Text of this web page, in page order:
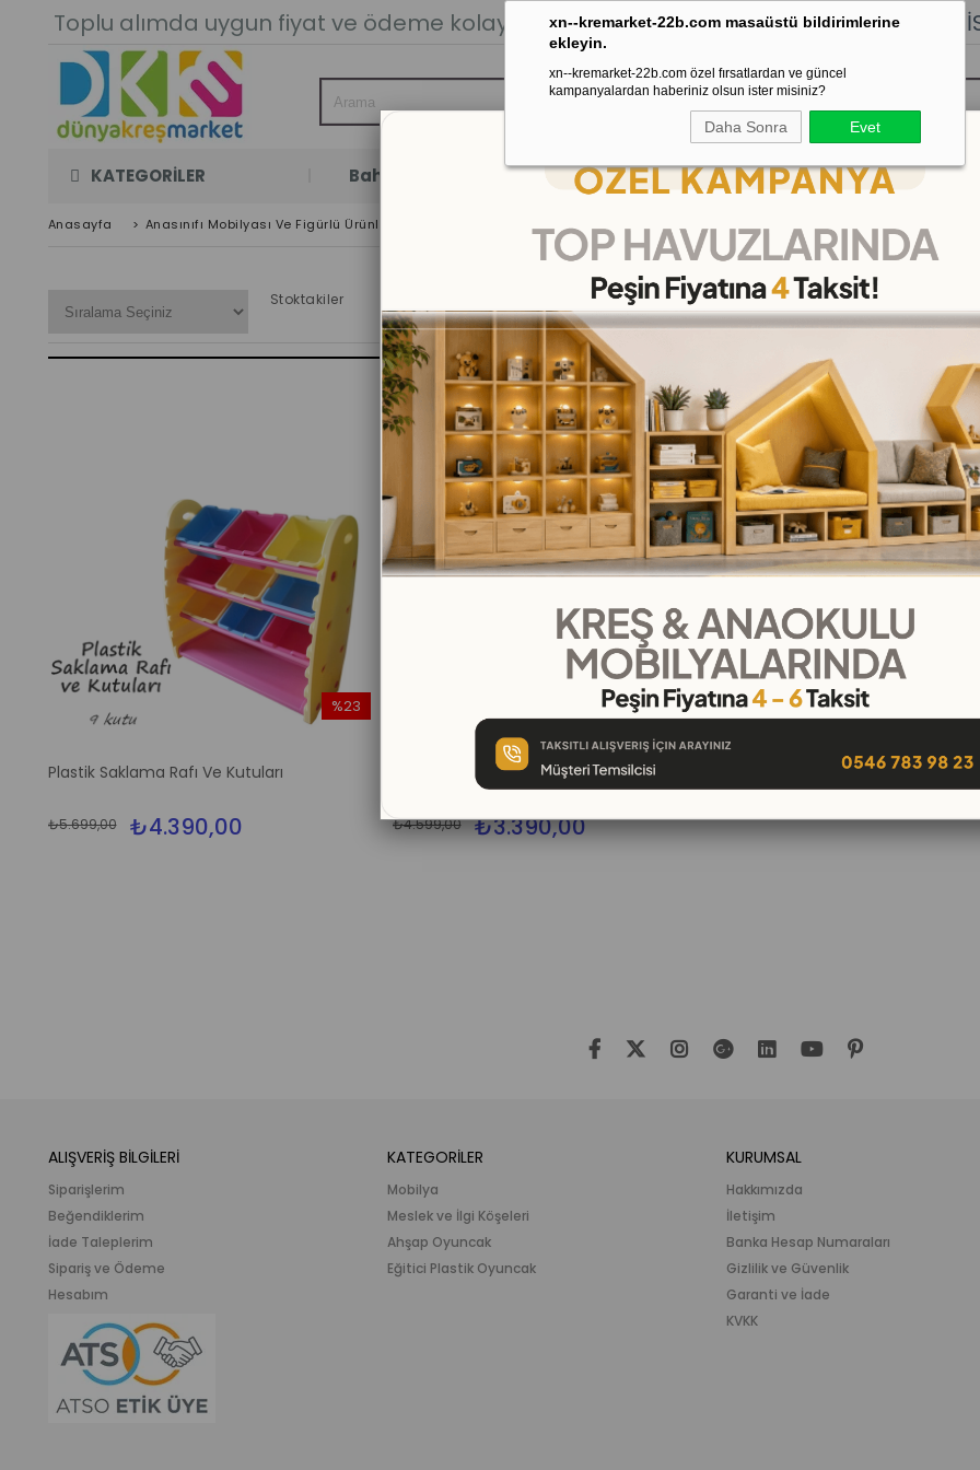
xn--kremarket-22b.com masaüstü bildirimlerine
ekleyin.
xn--kremarket-22b.com özel fırsatlardan ve güncel
kampanyalardan haberiniz olsun ister misiniz?
Daha Sonra Evet
Toplu alımda uygun fiyat ve ödeme kolaylığı. Stoktan Gönderim.% 100İADE
KATEGORİLER Bahçe Oyun Odası Kaydırak Salıncak Tahterevalli Çok
Anasayfa > Anasınıfı Mobilyası Ve Figürlü Ürünler
Stoktakiler
Plastik Saklama Rafı Ve Kutuları
₺4.390,00
₺5.699,00
%23
Renkli Plastik Kitaplık
₺3.390,00
₺4.599,00
%26
ALIŞVERİŞ BİLGİLERİ
Siparişlerim
Beğendiklerim
İade Taleplerim
Sipariş ve Ödeme
Hesabım
KATEGORİLER
Mobilya
Meslek ve İlgi Köşeleri
Ahşap Oyuncak
Eğitici Plastik Oyuncak
KURUMSAL
Hakkımızda
İletişim
Banka Hesap Numaraları
Gizlilik ve Güvenlik
Garanti ve İade
KVKK